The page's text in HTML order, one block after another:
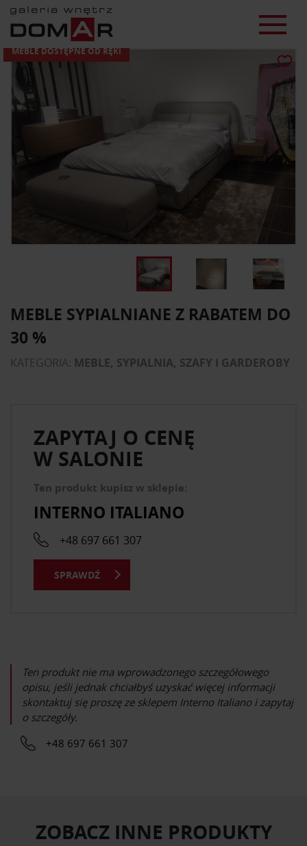
MEBLE DOSTĘPNE OD RĘKI
MEBLE SYPIALNIANE Z RABATEM DO
30 %
KATEGORIA: MEBLE, SYPIALNIA, SZAFY I GARDEROBY
Ten produkt nie ma wprowadzonego szczegółowego
opisu, jeśli jednak chciałbyś uzyskać więcej informacji
skontaktuj się proszę ze sklepem Interno Italiano i zapytaj
o szczegóły.
+48 697 661 307
ZAPYTAJ O CENĘ
W SALONIE
Ten produkt kupisz w sklepie:
INTERNO ITALIANO
+48 697 661 307
SPRAWDŹ
ZOBACZ INNE PRODUKTY